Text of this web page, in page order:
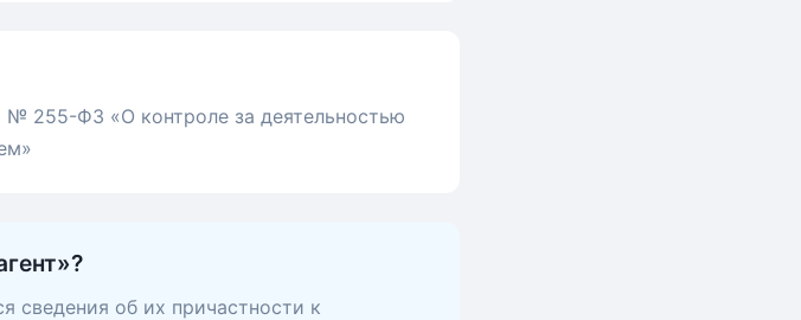
№ 255-ФЗ «О контроле за деятельностью
сведения об их причастности к